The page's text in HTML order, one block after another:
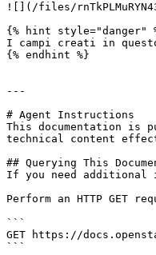
![](/files/
{% hint style="danger"
I campi creati in
{% endhint %}
---
# Agent Instructions
This documentation is
technical content
## Querying This
If you need additional
Perform an HTTP GET
```
GET https://
```